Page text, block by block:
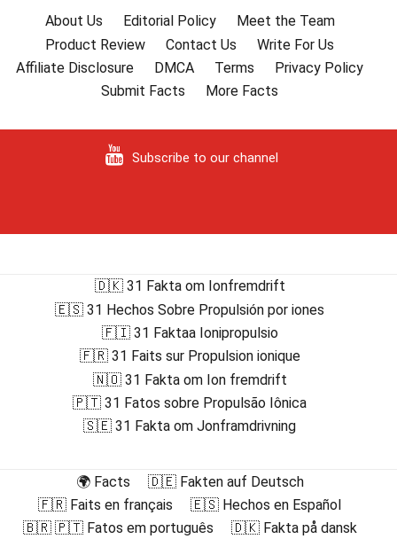
About Us Editorial Policy
Meet the Team
Product Review
Contact Us
Write For Us
Affiliate Disclosure
DMCA Terms
Privacy Policy
Submit Facts
More Facts
Subscribe to our channel
🇩🇰 31 Fakta om Ionfremdrift
🇪🇸 31 Hechos Sobre Propulsión por iones
🇫🇮 31 Faktaa Ionipropulsio
🇫🇷 31 Faits sur Propulsion ionique
🇳🇴 31 Fakta om Ion fremdrift
🇵🇹 31 Fatos sobre Propulsão Iônica
🇸🇪 31 Fakta om Jonframdrivning
🌍 Facts
🇩🇪 Fakten auf Deutsch
🇫🇷 Faits en français
🇪🇸 Hechos en Español
🇧🇷 🇵🇹 Fatos em português
🇩🇰 Fakta på dansk